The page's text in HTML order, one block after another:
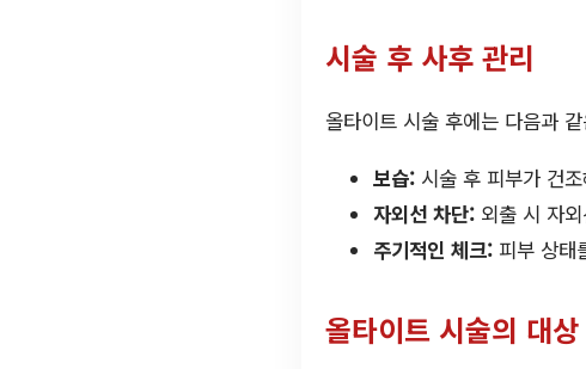
시술 후 사후 관리
올타이트 시술 후에는 다음과
보습: 시술 후 피부가 건
자외선 차단: 외출 시 자
주기적인 체크: 피부 상태
올타이트 시술의 대상